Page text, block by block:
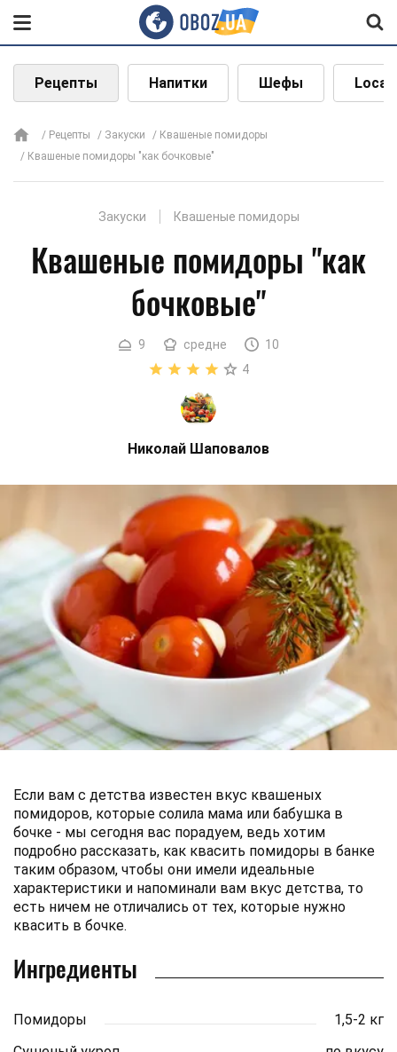
Рецепты Напитки Шефы Local
Рецепты Закуски
Квашеные помидоры
Квашеные помидоры "как бочковые"
Закуски Квашеные помидоры
Квашеные помидоры "как
бочковые"
9 средне
10
4
Николай Шаповалов
Если вам с детства известен вкус квашеных
помидоров, которые солила мама или бабушка в
бочке - мы сегодня вас порадуем, ведь хотим
подробно рассказать, как квасить помидоры в банке
таким образом, чтобы они имели идеальные
характеристики и напоминали вам вкус детства, то
есть ничем не отличались от тех, которые нужно
квасить в бочке.
Ингредиенты
Помидоры
1,5-2 кг